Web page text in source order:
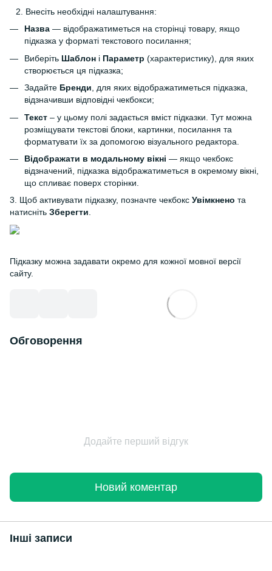
Внесіть необхідні налаштування:
Назва — відображатиметься на сторінці товару, якщо
підказка у форматі текстового посилання;
Виберіть Шаблон і Параметр (характеристику), для яких
створюється ця підказка;
Задайте Бренди , для яких відображатиметься підказка,
відзначивши відповідні чекбокси;
Текст – у цьому полі задається вміст підказки. Тут можна
розміщувати текстові блоки, картинки, посилання та
форматувати їх за допомогою візуального редактора.
Відображати в модальному вікні — якщо чекбокс
відзначений, підказка відображатиметься в окремому вікні,
що спливає поверх сторінки.
3. Щоб активувати підказку, позначте чекбокс Увімкнено та
натисніть Зберегти.
Підказку можна задавати окремо для кожної мовної версії
сайту.
Обговорення
Додайте перший відгук
Новий коментар
Інші записи